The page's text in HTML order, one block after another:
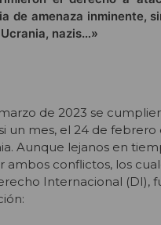
de amenaza inminente,
nazis…»
de 2023 se
un mes, el 24 de
Aunque lejanos en
ambos conflictos, los
Internacional (DI),